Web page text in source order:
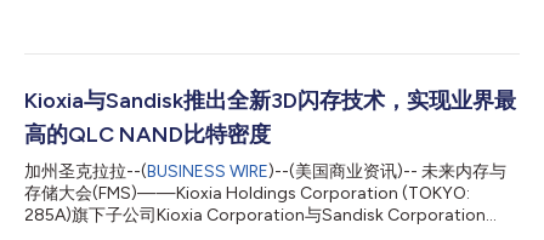
AI基础设施打造，也是业界首款*1专为GPU直接访问优化的超高
存，在512字节数据访问下可提供高达1000万随机读取IOPS*2，
让闪存能够作为高性能内存扩展层，帮助提升AI工作负载的GPU利
用率。 未来内存与存储展大会总监George Mullins表示：“随着AI基
础设施不断演进，存储正成为下一代系统架构的关键推动因素。
KIOXIA GP系列体现了KIOXIA在闪存和AI存储技术上的持续创新。
通过以前瞻性的存储架构满足新兴的AI基础设施需求，KIOXIA GP
系列荣获今年FMS‘专业存储’类别的‘最佳展品’奖可谓实...
Kioxia与Sandisk推出全新3D闪存技术，实现业界最
高的QLC NAND比特密度
加州圣克拉拉--(BUSINESS WIRE)--(美国商业资讯)-- 未来内存与
存储大会(FMS)——Kioxia Holdings Corporation (TOKYO:
285A)旗下子公司Kioxia Corporation与Sandisk Corporation